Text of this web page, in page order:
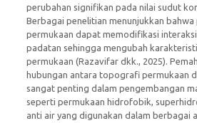
perubahan signifikan pada nilai sudut
Berbagai penelitian menunjukkan
permukaan dapat memodifikasi
padatan sehingga mengubah
permukaan (Razavifar dkk., 2025).
hubungan antara topografi permukaan
sangat penting dalam pengembangan
seperti permukaan hidrofobik,
anti air yang digunakan dalam berbagai